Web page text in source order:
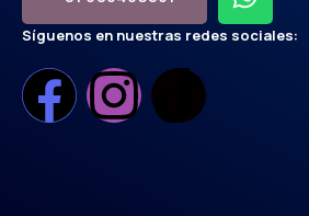
Síguenos en nuestras redes sociales: